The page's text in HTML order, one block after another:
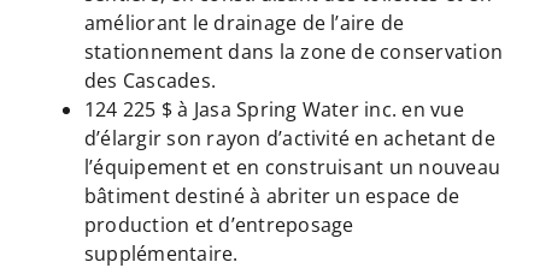
améliorant le drainage de l’aire de
stationnement dans la zone de conservation
des Cascades.
124 225 $ à Jasa Spring Water inc. en vue
d’élargir son rayon d’activité en achetant de
l’équipement et en construisant un nouveau
bâtiment destiné à abriter un espace de
production et d’entreposage
supplémentaire.